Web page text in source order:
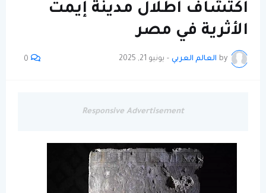
اكتشاف أطلال مدينة إيمت
الأثرية في مصر
by العالم العربي - يونيو 21, 2025 0
Responsive Advertisement